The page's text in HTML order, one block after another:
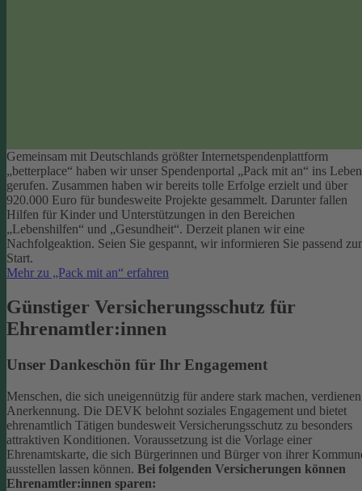
Gemeinsam mit Deutschlands größter Internetspendenplattform
„betterplace“ haben wir unser Spendenportal „Pack mit an“ ins Leben
gerufen. Zusammen haben wir bereits tolle Erfolge erzielt und über
920.000 Euro für bundesweite Projekte gesammelt. Darunter fallen
Hilfen für Kinder und Unterstützungen in den Bereichen
„Lebenshilfen“ und „Gesundheit“. Derzeit planen wir eine
Nachfolgeaktion. Seien Sie gespannt, wir informieren Sie passend
Start.
Mehr zu „Pack mit an“ erfahren
Günstiger Versicherungsschutz für
Ehrenamtler:innen
Unser Dankeschön für Ihr Engagement
Menschen, die sich uneigennützig für andere stark machen, verdienen
Anerkennung. Die DEVK belohnt soziales Engagement und bietet
ehrenamtlich Tätigen bundesweit Versicherungsschutz zu besonders
attraktiven Konditionen. Voraussetzung ist die Vorlage einer
Ehrenamtskarte, die sich Bürgerinnen und Bürger von ihrer
ausstellen lassen können. Bei folgenden Versicherungen können
Ehrenamtler:innen sparen: